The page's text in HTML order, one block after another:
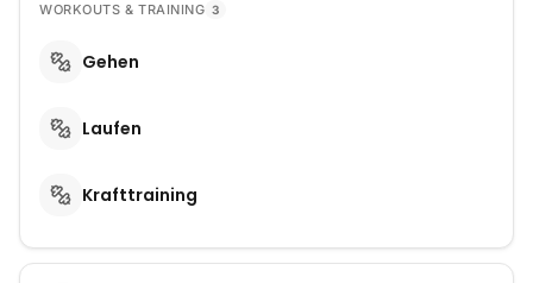
WORKOUTS & TRAINING 3
Gehen
Laufen
Krafttraining